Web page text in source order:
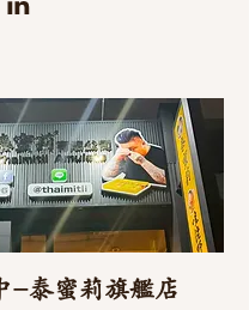
-泰蜜莉旗艦店